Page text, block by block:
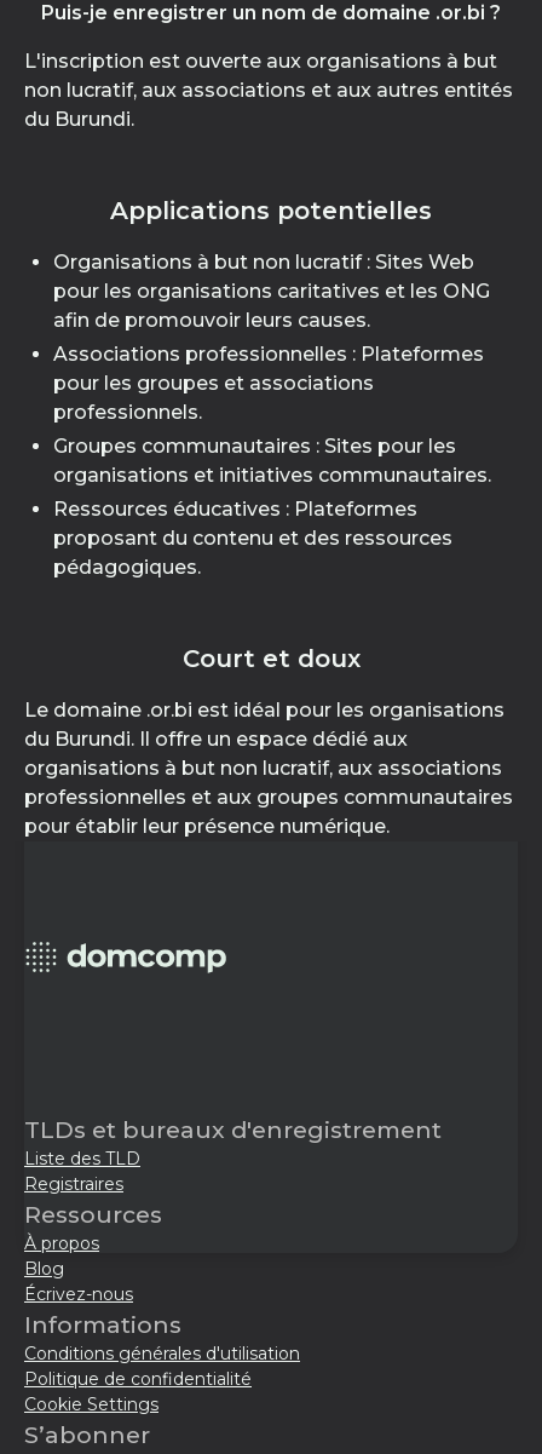
Puis-je enregistrer un nom de domaine .or.bi ?
L'inscription est ouverte aux organisations à but
non lucratif, aux associations et aux autres entités
du Burundi.
Applications potentielles
Organisations à but non lucratif : Sites Web
pour les organisations caritatives et les ONG
afin de promouvoir leurs causes.
Associations professionnelles : Plateformes
pour les groupes et associations
professionnels.
Groupes communautaires : Sites pour les
organisations et initiatives communautaires.
Ressources éducatives : Plateformes
proposant du contenu et des ressources
pédagogiques.
Court et doux
Le domaine .or.bi est idéal pour les organisations
du Burundi. Il offre un espace dédié aux
organisations à but non lucratif, aux associations
professionnelles et aux groupes communautaires
pour établir leur présence numérique.
TLDs et bureaux d'enregistrement
Liste des TLD
Registraires
Ressources
À propos
Blog
Écrivez-nous
Informations
Conditions générales d'utilisation
Politique de confidentialité
Cookie Settings
S’abonner